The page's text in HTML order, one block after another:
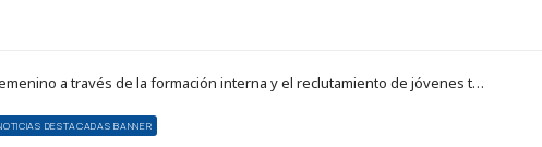
Corresponsables > Organizaciones Corresponsables > Lactalis > Lactalis España refuerza su apuesta por la igualdad y el liderazgo femenino a través de la formación interna y el reclutamiento de jóvenes talentos
DESTACADAS BANNER